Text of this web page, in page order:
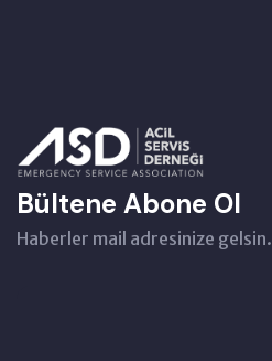
Bültene Abone Ol
Haberler mail adresinize gelsin.